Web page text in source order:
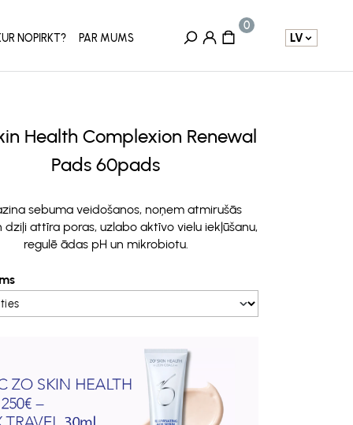
NOPIRKT? PAR MUMS LV
Health Complexion Renewal
Pads 60pads
sebuma veidošanos, noņem atmirušās
dziļi attīra poras, uzlabo aktīvo vielu iekļūšanu,
regulē ādas pH un mikrobiotu.